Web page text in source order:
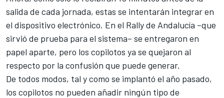
salida de cada jornada, estas se intentarán integrar en
el dispositivo electrónico. En el Rally de Andalucía –que
sirvió de prueba para el sistema– se entregaron en
papel aparte, pero los copilotos ya se quejaron al
respecto por la confusión que puede generar.
De todos modos, tal y como se implantó el año pasado,
los copilotos no pueden añadir ningún tipo de